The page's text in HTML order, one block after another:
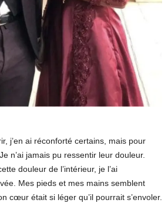
j’en ai réconforté certains, mais pour
n’ai jamais pu ressentir leur douleur.
douleur de l’intérieur, je l’ai
Mes pieds et mes mains semblent
cœur était si léger qu’il pourrait s’envoler.